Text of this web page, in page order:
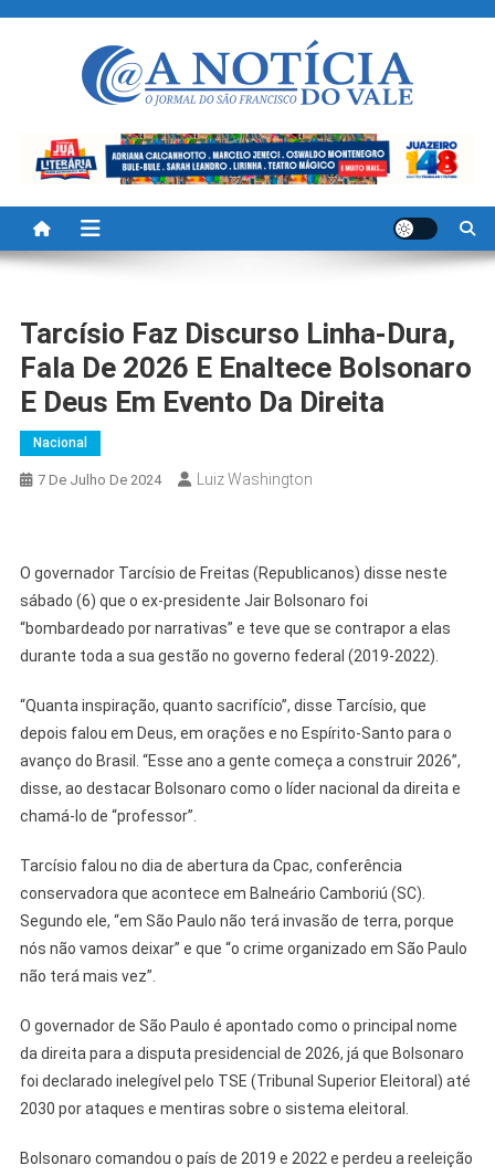
A Noticia Do Vale
Tarcísio Faz Discurso Linha-Dura,
Fala De 2026 E Enaltece Bolsonaro
E Deus Em Evento Da Direita
Nacional
7 De Julho De 2024 Luiz Washington
O governador Tarcísio de Freitas (Republicanos) disse neste
sábado (6) que o ex-presidente Jair Bolsonaro foi
“bombardeado por narrativas” e teve que se contrapor a elas
durante toda a sua gestão no governo federal (2019-2022).
“Quanta inspiração, quanto sacrifício”, disse Tarcísio, que
depois falou em Deus, em orações e no Espírito-Santo para o
avanço do Brasil. “Esse ano a gente começa a construir 2026”,
disse, ao destacar Bolsonaro como o líder nacional da direita e
chamá-lo de “professor”.
Tarcísio falou no dia de abertura da Cpac, conferência
conservadora que acontece em Balneário Camboriú (SC).
Segundo ele, “em São Paulo não terá invasão de terra, porque
nós não vamos deixar” e que “o crime organizado em São Paulo
não terá mais vez”.
O governador de São Paulo é apontado como o principal nome
da direita para a disputa presidencial de 2026, já que Bolsonaro
foi declarado inelegível pelo TSE (Tribunal Superior Eleitoral) até
2030 por ataques e mentiras sobre o sistema eleitoral.
Bolsonaro comandou o país de 2019 e 2022 e perdeu a reeleição